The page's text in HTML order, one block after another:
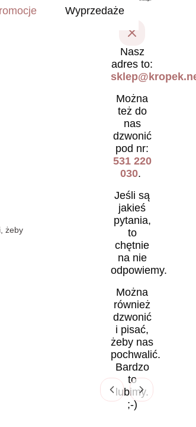
Nasz
adres to:
Można
też do
nas
dzwonić
pod nr:
531 220
030.
Jeśli są
jakieś
pytania,
to
chętnie
na nie
odpowiemy.
Można
również
dzwonić
i pisać,
żeby nas
pochwalić.
Bardzo
to
lubimy.
;-)
Wyprzedaże
żeby